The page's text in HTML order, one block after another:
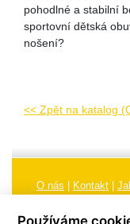
pohodlné a stabilní
sportovní dětská
nošení?
<< Zpět na katalog
O nás Kontakt
Používáme